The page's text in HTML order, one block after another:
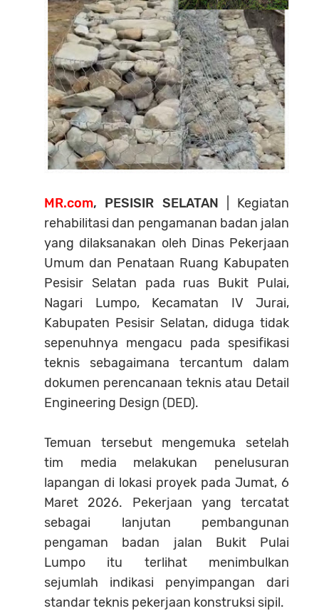
MR.com, PESISIR SELATAN | Kegiatan
rehabilitasi dan pengamanan badan jalan
yang dilaksanakan oleh Dinas Pekerjaan
Umum dan Penataan Ruang Kabupaten
Pesisir Selatan pada ruas Bukit Pulai,
Nagari Lumpo, Kecamatan IV Jurai,
Kabupaten Pesisir Selatan, diduga tidak
sepenuhnya mengacu pada spesifikasi
teknis sebagaimana tercantum dalam
dokumen perencanaan teknis atau Detail
Engineering Design (DED).
Temuan tersebut mengemuka setelah
tim media melakukan penelusuran
lapangan di lokasi proyek pada Jumat, 6
Maret 2026. Pekerjaan yang tercatat
sebagai lanjutan pembangunan
pengaman badan jalan Bukit Pulai
Lumpo itu terlihat menimbulkan
sejumlah indikasi penyimpangan dari
standar teknis pekerjaan konstruksi sipil.